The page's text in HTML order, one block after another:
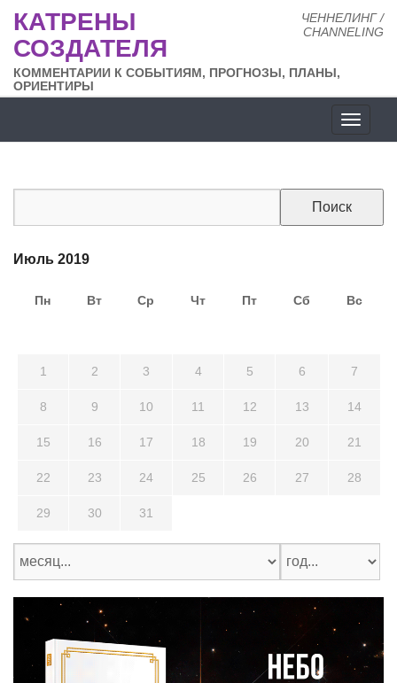
ЧЕННЕЛИНГ /
CHANNELING
КАТРЕНЫ
СОЗДАТЕЛЯ
КОММЕНТАРИИ К СОБЫТИЯМ, ПРОГНОЗЫ, ПЛАНЫ,
ОРИЕНТИРЫ
сайта
Июль 2019
Пн Вт Ср Чт Пт Сб Вс
1 2 3 4 5 6 7
8 9 10 11 12 13 14
15 16 17 18 19 20 21
22 23 24 25 26 27 28
29 30 31